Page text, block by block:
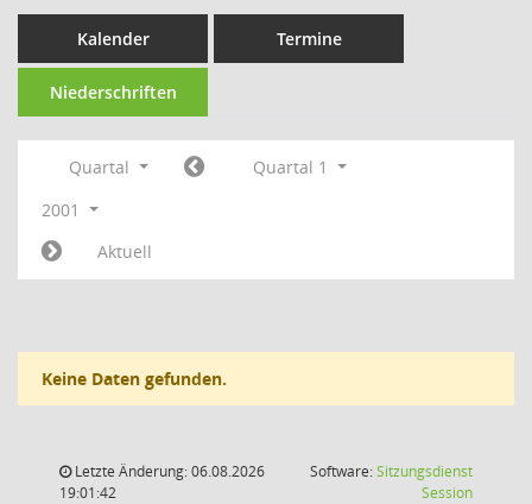
Kalender Termine
Niederschriften
Quartal
Quartal 1
2001
Aktuell
Keine Daten gefunden.
Letzte Änderung: 06.08.2026
19:01:42
Software:Sitzungsdienst
Session(Wird in